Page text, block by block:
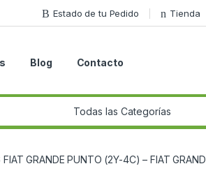
Estado de tu Pedido Tienda
Blog Contacto
GRANDE PUNTO (2Y-4C) – FIAT